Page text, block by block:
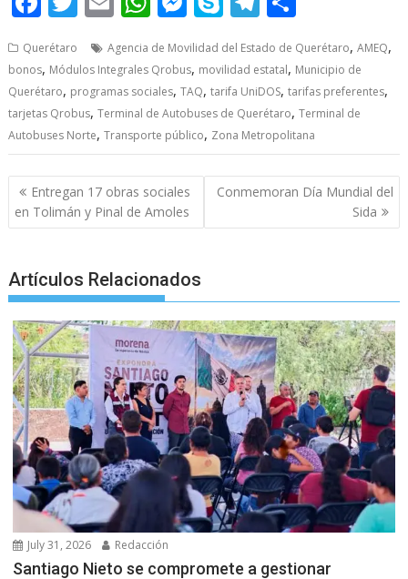
e
b
o
o
k
itt
er
ai
l
at
s
A
p
p
ss
e
n
g
er
y
p
e
e
gr
a
m
ar
e
Querétaro Agencia de Movilidad del Estado de Querétaro,AMEQ,
bonos, Módulos Integrales Qrobus, movilidad estatal, Municipio de
Querétaro, programas sociales,TAQ,tarifa UniDOS,tarifas preferentes,
tarjetas Qrobus,Terminal de Autobuses de Querétaro,Terminal de
Autobuses Norte,Transporte público, Zona Metropolitana
Post
navigation
Entregan 17 obras sociales
en Tolimán y Pinal de Amoles
Conmemoran Día Mundial del
Sida
Artículos Relacionados
July 31, 2026 Redacción
Santiago Nieto se compromete a gestionar